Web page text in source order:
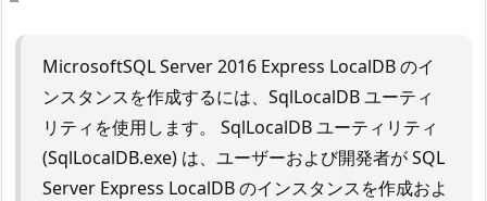
MicrosoftSQL Server 2016 Express LocalDB のイ
ンスタンスを作成するには、SqlLocalDB ユーティ
リティを使用します。 SqlLocalDB ユーティリティ
(SqlLocalDB.exe) は、ユーザーおよび開発者が SQL
Server Express LocalDB のインスタンスを作成およ